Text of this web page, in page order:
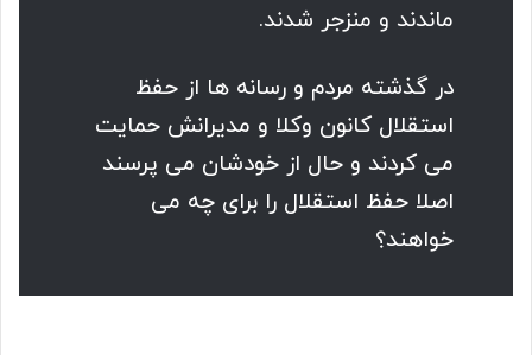
ماندند و منزجر شدند.
در گذشته مردم و رسانه ها از حفظ
استقلال کانون وکلا و مدیرانش حمایت
می کردند و حال از خودشان می پرسند
اصلا حفظ استقلال را برای چه می
خواهند؟